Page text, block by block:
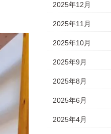
2025年12月
2025年11月
2025年10月
2025年9月
2025年8月
2025年6月
2025年4月